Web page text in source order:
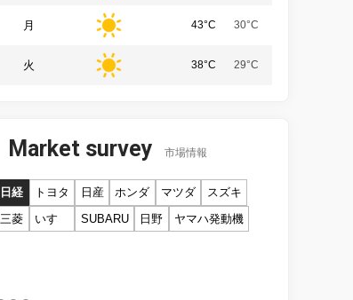
月 43°C 30°C
火 38°C 29°C
Market survey 市場情報
日経 トヨタ 日産 ホンダ マツダ
スズキ
三菱
いすゞ SUBARU 日野 ヤマハ発動機